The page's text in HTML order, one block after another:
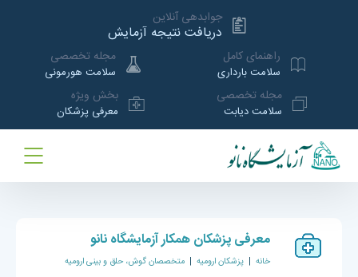
جوابدهی آنلاین
دریافت نتیجه آزمایش
راهنمای کامل
سلامت بارداری
مجله تخصصی
سلامت هورمونی
مجله تخصصی
سلامت دیابت
بخش ویژه
معرفی پزشکان
معرفی پزشکان همکار آزمایشگاه نانو
خانه |پزشکان ارومیه |متخصصان گوش، حلق و بینی ارومیه